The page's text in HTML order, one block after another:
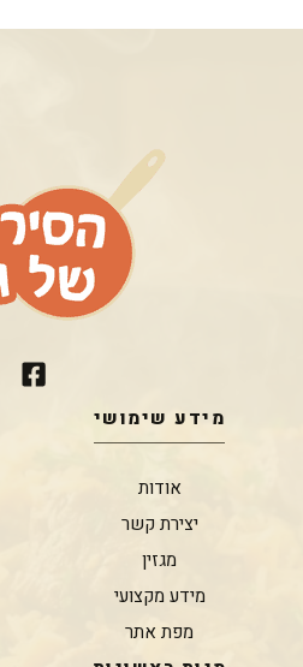
מידע שימושי
אודות
יצירת קשר
מגזין
מידע מקצועי
מפת אתר